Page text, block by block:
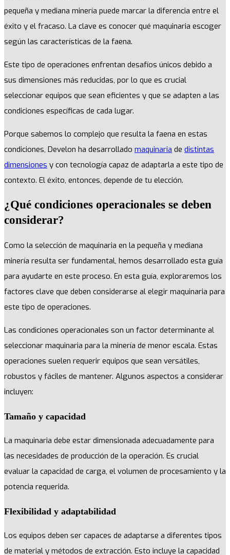
pequeña y mediana minería puede marcar la diferencia entre el
éxito y el fracaso. La clave es conocer qué maquinaria escoger
según las características de la faena.
Este tipo de operaciones enfrentan desafíos únicos debido a
sus dimensiones más reducidas, por lo que es crucial
seleccionar equipos que sean eficientes y que se adapten a las
condiciones específicas de cada lugar.
Porque sabemos lo complejo que resulta la faena en estas
condiciones, Develon ha desarrollado maquinaria de distintas
dimensiones y con tecnología capaz de adaptarla a este tipo de
contexto. El éxito, entonces, depende de tu elección.
¿Qué condiciones operacionales se deben
considerar?
Como la selección de maquinaria en la pequeña y mediana
minería resulta ser fundamental, hemos desarrollado esta guía
para ayudarte en este proceso. En esta guía, exploraremos los
factores clave que deben considerarse al elegir maquinaria para
este tipo de operaciones.
Las condiciones operacionales son un factor determinante al
seleccionar maquinaria para la minería de menor escala. Estas
operaciones suelen requerir equipos que sean versátiles,
robustos y fáciles de mantener. Algunos aspectos a considerar
incluyen:
Tamaño y capacidad
La maquinaria debe estar dimensionada adecuadamente para
las necesidades de producción de la operación. Es crucial
evaluar la capacidad de carga, el volumen de procesamiento y la
potencia requerida.
Flexibilidad y adaptabilidad
Los equipos deben ser capaces de adaptarse a diferentes tipos
de material y métodos de extracción. Esto incluye la capacidad